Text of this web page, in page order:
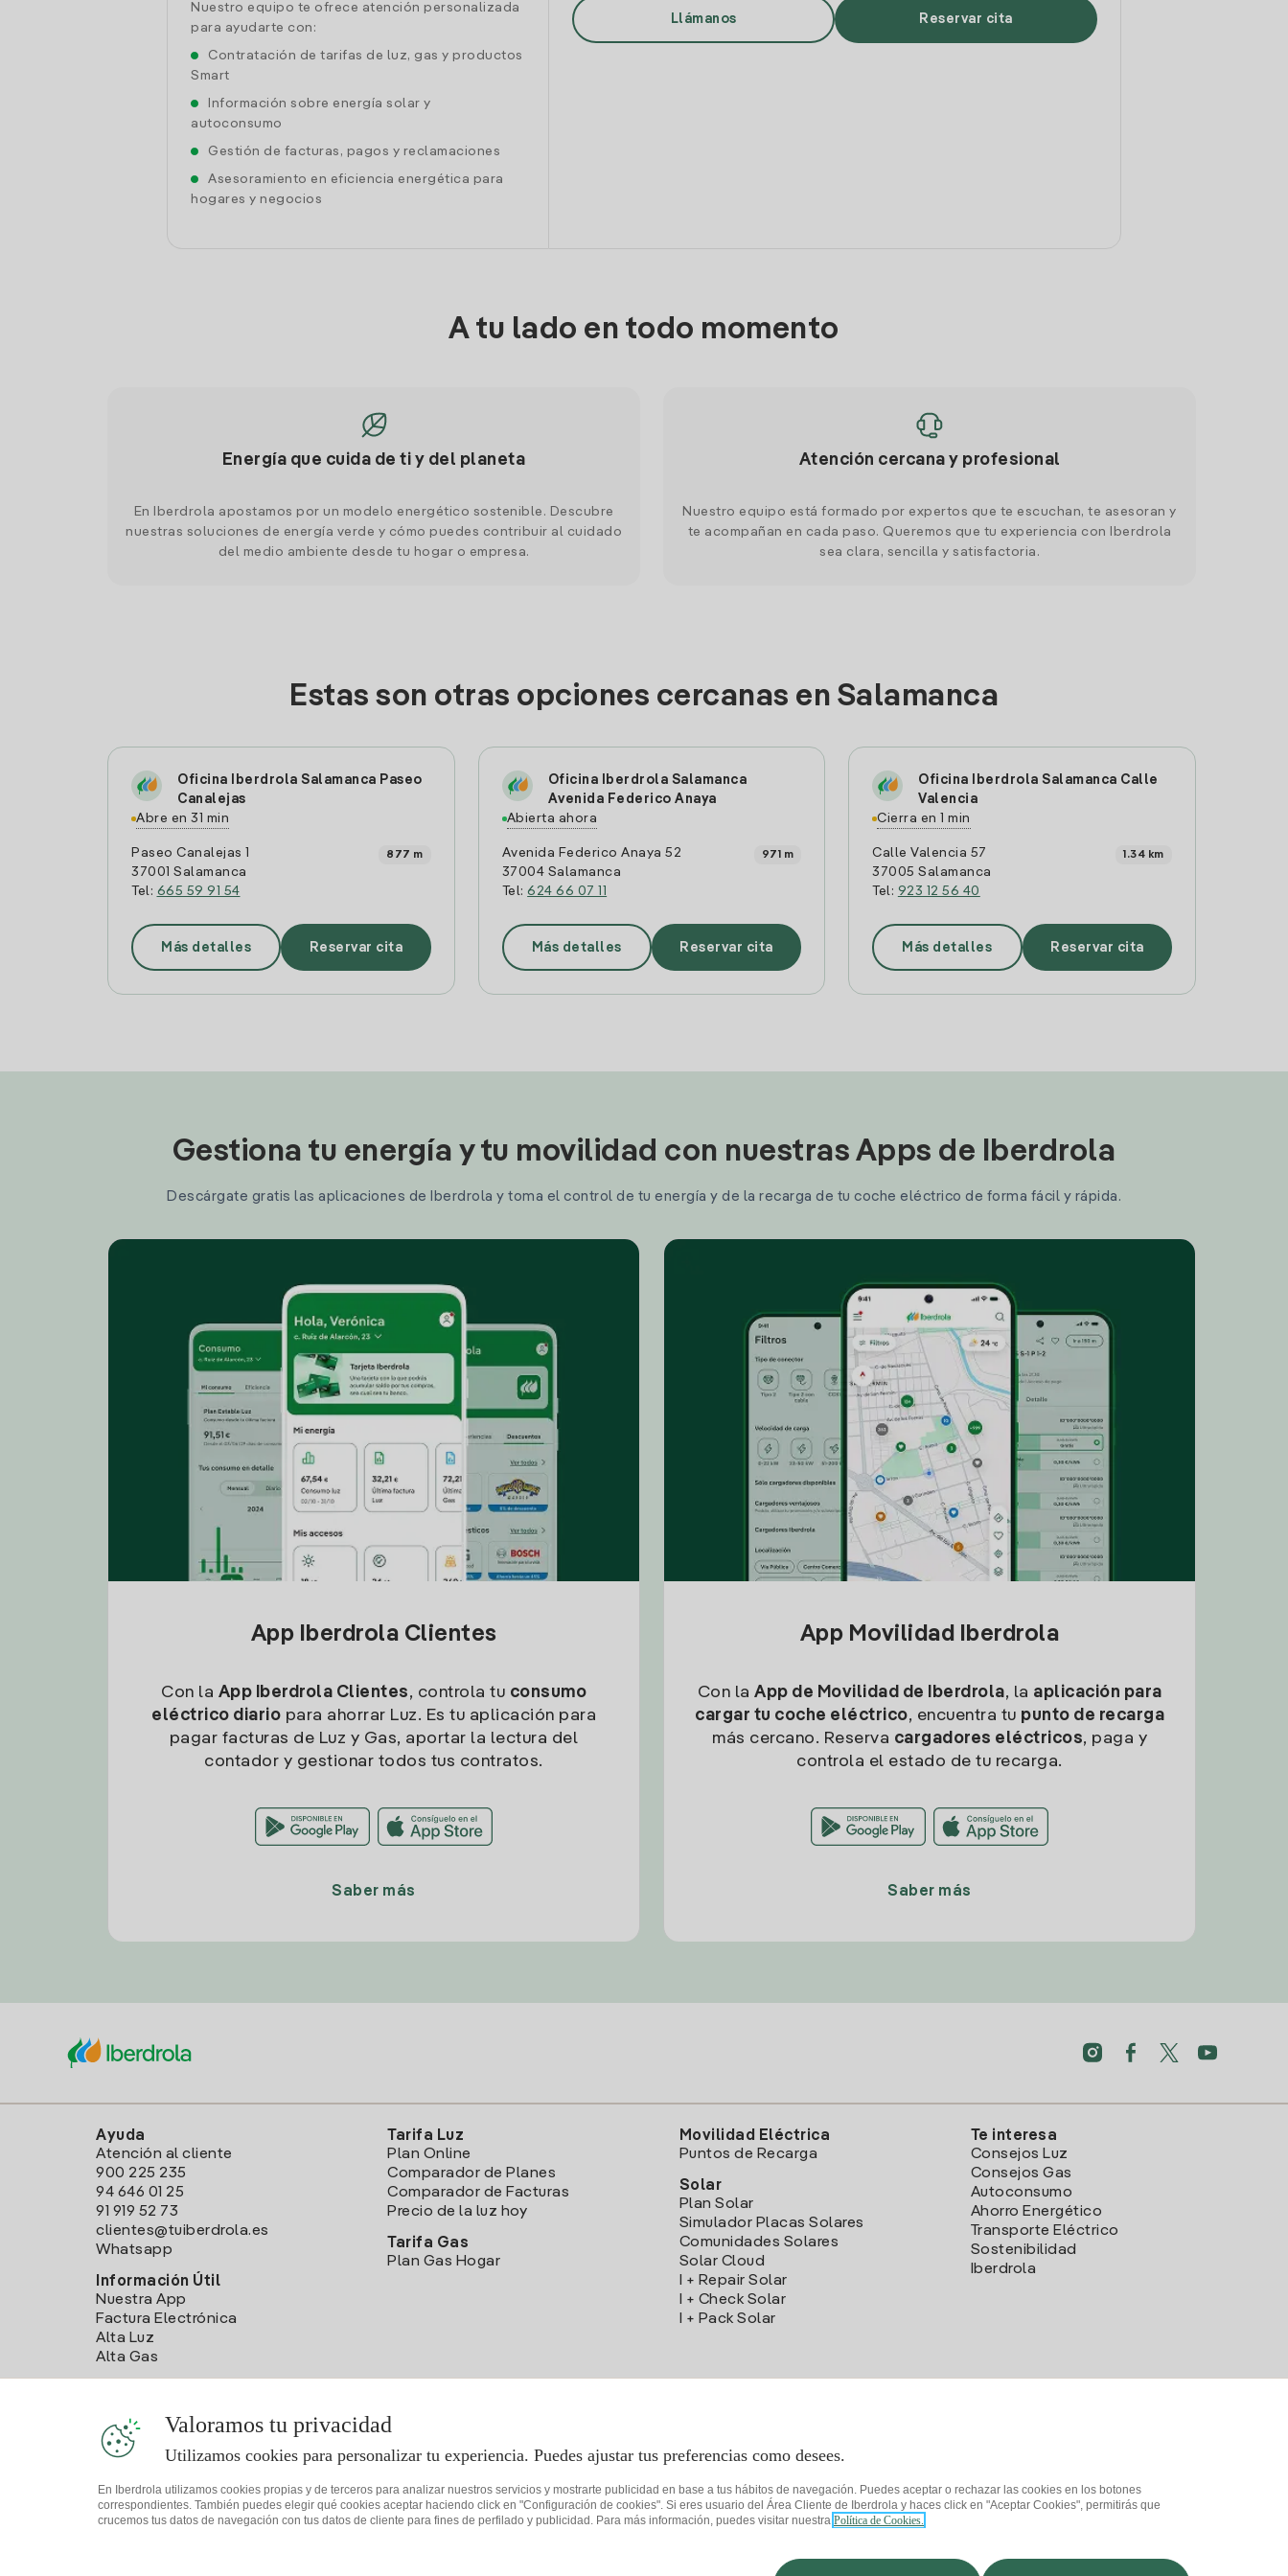
Nuestro equipo te ofrece atención personalizada
para ayudarte con:
Contratación de tarifas de luz, gas y productos
Smart
Información sobre energía solar y
autoconsumo
Gestión de facturas, pagos y reclamaciones
Asesoramiento en eficiencia energética para
hogares y negocios
Llámanos Reservar cita
A tu lado en todo momento
Energía que cuida de ti y del planeta
En Iberdrola apostamos por un modelo energético sostenible. Descubre
nuestras soluciones de energía verde y cómo puedes contribuir al cuidado
del medio ambiente desde tu hogar o empresa.
Atención cercana y profesional
Nuestro equipo está formado por expertos que te escuchan, te asesoran y
te acompañan en cada paso. Queremos que tu experiencia con Iberdrola
sea clara, sencilla y satisfactoria.
Estas son otras opciones cercanas en Salamanca
Oficina Iberdrola Salamanca Paseo
Canalejas
Abre en 31 min
Paseo Canalejas 1
37001 Salamanca
Tel: 665 59 91 54
877 m
Más detalles Reservar cita
Oficina Iberdrola Salamanca
Avenida Federico Anaya
Abierta ahora
Avenida Federico Anaya 52
37004 Salamanca
Tel:624 66 07 11
971 m
Más detalles Reservar cita
Oficina Iberdrola Salamanca Calle
Valencia
Cierra en 1 min
Calle Valencia 57
37005 Salamanca
Tel: 923 12 56 40
1.34 km
Más detalles Reservar cita
Gestiona tu energía y tu movilidad con nuestras Apps de Iberdrola
Descárgate gratis las aplicaciones de Iberdrola y toma el control de tu energía y de la recarga de tu coche eléctrico de forma fácil y rápida.
App Iberdrola Clientes
Con la App Iberdrola Clientes, controla tu consumo
eléctrico diario para ahorrar Luz. Es tu aplicación para
pagar facturas de Luz y Gas, aportar la lectura del
contador y gestionar todos tus contratos.
Saber más
App Movilidad Iberdrola
Con la App de Movilidad de Iberdrola, la aplicación para
cargar tu coche eléctrico, encuentra tu punto de recarga
más cercano. Reserva cargadores eléctricos, paga y
controla el estado de tu recarga.
Saber más
Ayuda
Atención al cliente
900 225 235
94 646 01 25
91 919 52 73
clientes@tuiberdrola.es
Whatsapp
Información Útil
Nuestra App
Factura Electrónica
Alta Luz
Alta Gas
Tarifa Luz
Plan Online
Comparador de Planes
Comparador de Facturas
Precio de la luz hoy
Tarifa Gas
Plan Gas Hogar
Movilidad Eléctrica
Puntos de Recarga
Solar
Plan Solar
Simulador Placas Solares
Comunidades Solares
Solar Cloud
I + Repair Solar
I + Check Solar
I + Pack Solar
Te interesa
Consejos Luz
Consejos Gas
Autoconsumo
Ahorro Energético
Transporte Eléctrico
Sostenibilidad
Iberdrola
Valoramos tu privacidad
Utilizamos cookies para personalizar tu experiencia. Puedes ajustar tus preferencias como desees.
En Iberdrola utilizamos cookies propias y de terceros para analizar nuestros servicios y mostrarte publicidad en base a tus hábitos de navegación. Puedes aceptar o rechazar las cookies en los botones
correspondientes. También puedes elegir qué cookies aceptar haciendo click en "Configuración de cookies". Si eres usuario del Área Cliente de Iberdrola y haces click en "Aceptar Cookies", permitirás que
crucemos tus datos de navegación con tus datos de cliente para fines de perfilado y publicidad. Para más información, puedes visitar nuestra Política de Cookies.